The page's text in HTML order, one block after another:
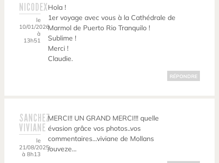
NICODEX
le
10/01/2026
à
13h51
Hola !
1er voyage avec vous à la Cathédrale de
Marmol de Puerto Rio Tranquilo !
Sublime !
Merci !
Claudie.
RÉPONDRE
SANCHEZ
VIVIANE
le
21/08/2025
à 8h13
MERCI!! UN GRAND MERCI!!! quelle
évasion grâce vos photos..vos
commentaires…viviane de Mollans
/ouveze…